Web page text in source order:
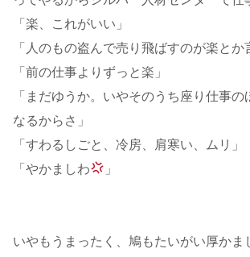
「楽、これがいい」
「人のもの盗んで売り飛ばすのが楽とか
「前の仕事よりずっと楽」
「まだゆうか。いやそのうち座り仕事の
なるからさ」
「すわるしごと、冷房、肩寒い、ムリ」
「やかましわ
」
いやもうまったく、鳩もたいがい厚かま